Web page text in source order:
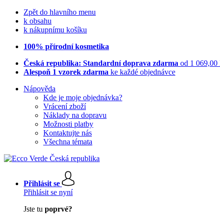
Zpět do hlavního menu
k obsahu
k nákupnímu košíku
100% přírodní kosmetika
Česká republika: Standardní doprava zdarma od 1 069,00
Alespoň 1 vzorek zdarma ke každé objednávce
Nápověda
Kde je moje objednávka?
Vrácení zboží
Náklady na dopravu
Možnosti platby
Kontaktujte nás
Všechna témata
Přihlásit se
Přihlásit se nyní
Jste tu poprvé?